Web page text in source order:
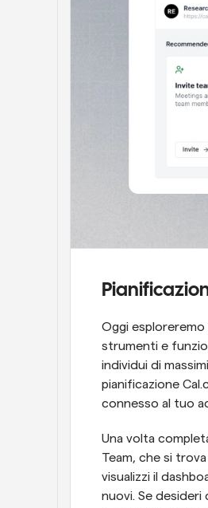
Oggi esploreremo
strumenti e
individui di
pianificazione
connesso al tuo
Una volta
Team, che si
visualizzi il
nuovi. Se